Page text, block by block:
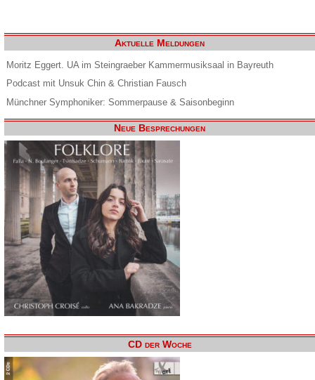
Aktuelle Meldungen
Moritz Eggert. UA im Steingraeber Kammermusiksaal in Bayreuth
Podcast mit Unsuk Chin & Christian Fausch
Münchner Symphoniker: Sommerpause & Saisonbeginn
Neue Besprechungen
CD der Woche